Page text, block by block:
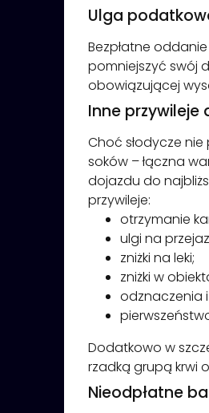
Ulga
Bezpłatne
pomniejszyć swój
obowiązującej
Inne przywileje
Choć słodycze
soków – łączna
dojazdu do
przywileje:
otrzymanie
ulgi na
zniżki na leki;
zniżki w
odznaczenia i
Dodatkowo w
rzadką grupą krwi
Nieodpłatne